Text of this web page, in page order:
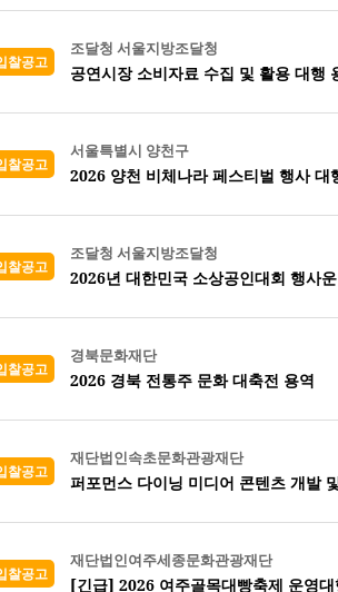
찰공고
조달청 서울지방조달청
공연시장 소비자료 수집 및 활용 대행
찰공고
서울특별시 양천구
2026 양천 비체나라 페스티벌 행사 대
찰공고
조달청 서울지방조달청
2026년 대한민국 소상공인대회 행사
찰공고
경북문화재단
2026 경북 전통주 문화 대축전 용역
찰공고
재단법인속초문화관광재단
퍼포먼스 다이닝 미디어 콘텐츠 개발
찰공고
재단법인여주세종문화관광재단
[긴급] 2026 여주골목대빵축제 운영